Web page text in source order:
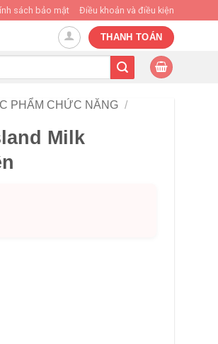
sách bảo mật Điều khoản và điều kiện
THANH TOÁN
PHẨM CHỨC NĂNG /
Milk